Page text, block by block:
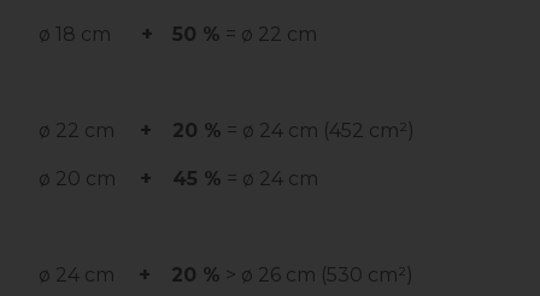
ø 18 cm + 50 % = ø 22 cm
ø 22 cm + 20 % = ø 24 cm (452 cm²)
ø 20 cm + 45 % = ø 24 cm
ø 24 cm + 20 % > ø 26 cm (530 cm²)